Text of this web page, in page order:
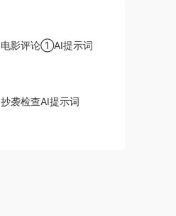
电影评论①AI提示词
抄袭检查AI提示词